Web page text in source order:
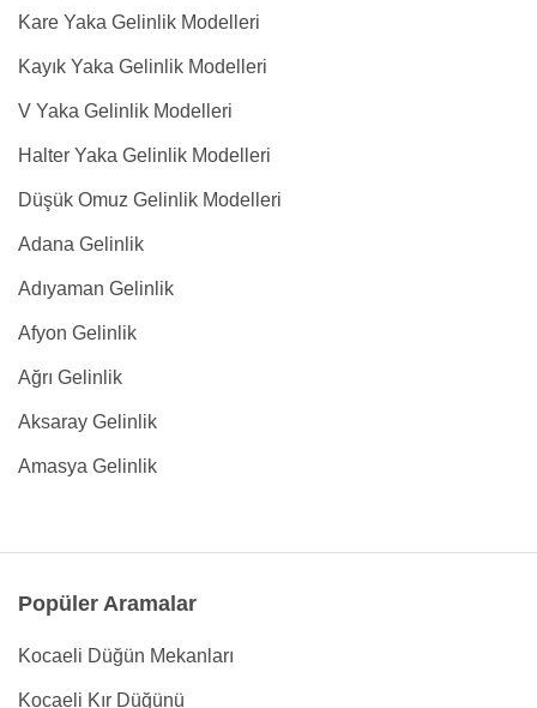
Kare Yaka Gelinlik Modelleri
Kayık Yaka Gelinlik Modelleri
V Yaka Gelinlik Modelleri
Halter Yaka Gelinlik Modelleri
Düşük Omuz Gelinlik Modelleri
Adana Gelinlik
Adıyaman Gelinlik
Afyon Gelinlik
Ağrı Gelinlik
Aksaray Gelinlik
Amasya Gelinlik
Popüler Aramalar
Kocaeli Düğün Mekanları
Kocaeli Kır Düğünü